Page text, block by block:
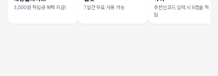
3,000원 적립금 혜택 지급! 7일간 무료 사용 가능
추천인코드 입력 시 6캡슐 적
립